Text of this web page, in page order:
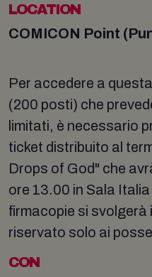
LOCATION
COMICON Point
Per accedere a
(200 posti) che
limitati, è necessario
ticket distribuito al
Drops of God" che
ore 13.00 in Sala
firmacopie si svolgerà
riservato solo ai
CON